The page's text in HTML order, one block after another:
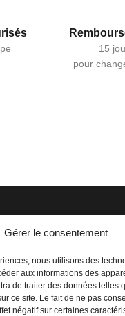
Gérer le consentement
nous utilisons des
aux informations des
de traiter des données telles
ce site. Le fait de ne pas
négatif sur certaines
15
pour